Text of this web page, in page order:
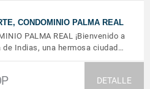
CONDOMINIO PALMA REAL
PALMA REAL ¡Bienvenido a
de Indias, una hermosa ciudad…
DETALLE